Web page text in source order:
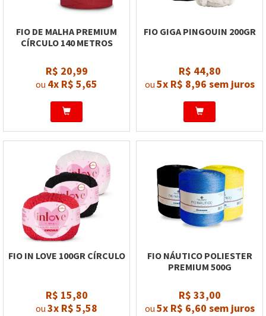
FIO DE MALHA PREMIUM
CÍRCULO 140 METROS
R$ 20,99
ou 4x R$ 5,65
FIO GIGA PINGOUIN 200GR
R$ 44,80
ou 5x R$ 8,96 sem juros
FIO IN LOVE 100GR CÍRCULO
R$ 15,80
ou 3x R$ 5,58
FIO NÁUTICO POLIESTER
PREMIUM 500G
R$ 33,00
ou 5x R$ 6,60 sem juros